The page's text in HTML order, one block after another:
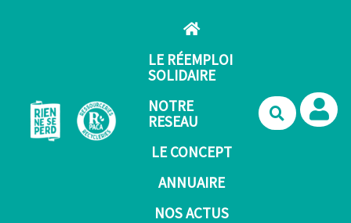
LE RÉEMPLOI
SOLIDAIRE
NOTRE
RESEAU
LE CONCEPT
ANNUAIRE
NOS ACTUS